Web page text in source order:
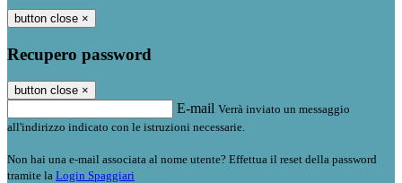
button close ×
Recupero password
button close ×
E-mail Verrà inviato un messaggio
all'indirizzo indicato con le istruzioni necessarie.
Non hai una e-mail associata al nome utente? Effettua il reset della password
tramite la Login Spaggiari